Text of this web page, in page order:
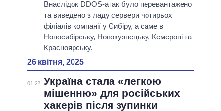
Внаслідок DDOS-атак було перевантажено
та виведено з ладу сервери чотирьох
філіалів компанії у Сибіру, а саме в
Новосибірську, Новокузнецьку, Кємєрові та
Красноярську.
26 квітня, 2025
01:22 Україна стала «легкою
мішенню» для російських
хакерів після зупинки